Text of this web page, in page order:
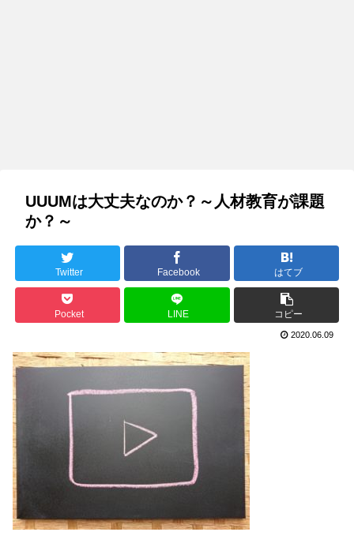
UUUMは大丈夫なのか？～人材教育が課題
か？～
Twitter Facebook はてブ
Pocket LINE コピー
2020.06.09